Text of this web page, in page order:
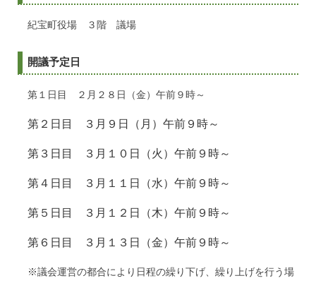
紀宝町役場 ３階 議場
開議予定日
第１日目 ２月２８日（金）午前９時～
第２日目 ３月９日（月）午前９時～
第３日目 ３月１０日（火）午前９時～
第４日目 ３月１１日（水）午前９時～
第５日目 ３月１２ 日（木）午前９時～
第６日目 ３月１３日（金）午前９時～
※議会運営の都合により日程の繰り下げ、繰り上げを行う場